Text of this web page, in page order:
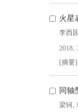
火星
李西园
2018,
[摘要]
同轴
梁轲,